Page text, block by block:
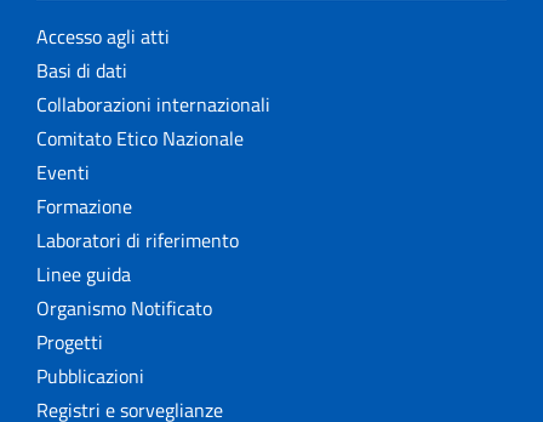
Accesso agli atti
Basi di dati
Collaborazioni internazionali
Comitato Etico Nazionale
Eventi
Formazione
Laboratori di riferimento
Linee guida
Organismo Notificato
Progetti
Pubblicazioni
Registri e sorveglianze